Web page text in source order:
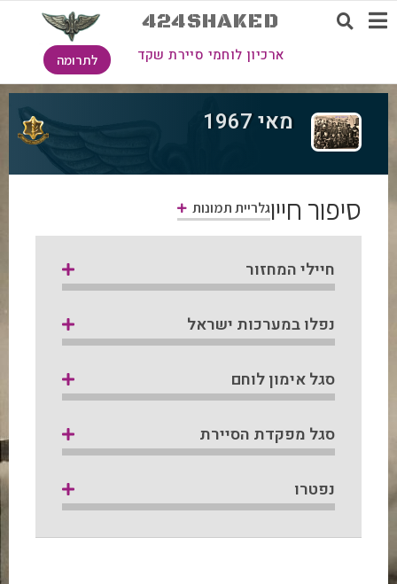
424SHAKED
ארכיון לוחמי סיירת שקד לתרומה
מאי 1967
סיפור חייוגלריית תמונות
חיילי המחזור
נפלו במערכות ישראל
סגל אימון לוחם
סגל מפקדת הסיירת
נפטרו